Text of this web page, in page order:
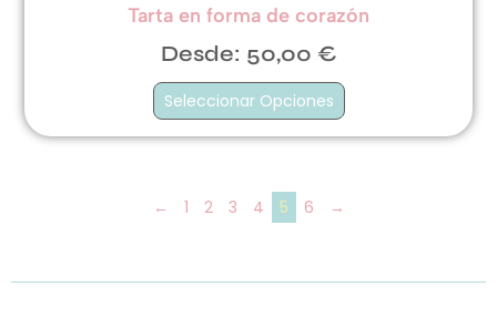
Tarta en forma de corazón
Desde: 50,00 €
Seleccionar Opciones
← 1 2 3 4 5 6 →